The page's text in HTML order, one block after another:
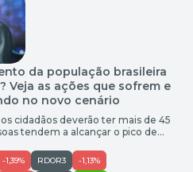
da população brasileira
Veja as ações que sofrem e
no novo cenário
cidadãos deverão ter mais de 45
tendem a alcançar o pico de
-1,39% RDOR3 -1,13%